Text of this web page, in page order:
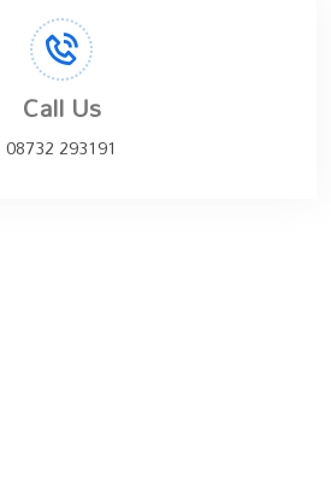
Call Us
08732 293191